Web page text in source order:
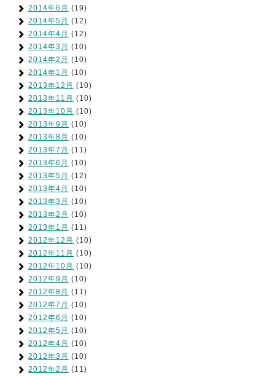
2014年6月 (19)
2014年5月 (12)
2014年4月 (12)
2014年3月 (10)
2014年2月 (10)
2014年1月 (10)
2013年12月 (10)
2013年11月 (10)
2013年10月 (10)
2013年9月 (10)
2013年8月 (10)
2013年7月 (11)
2013年6月 (10)
2013年5月 (12)
2013年4月 (10)
2013年3月 (10)
2013年2月 (10)
2013年1月 (11)
2012年12月 (10)
2012年11月 (10)
2012年10月 (10)
2012年9月 (10)
2012年8月 (11)
2012年7月 (10)
2012年6月 (10)
2012年5月 (10)
2012年4月 (10)
2012年3月 (10)
2012年2月 (11)